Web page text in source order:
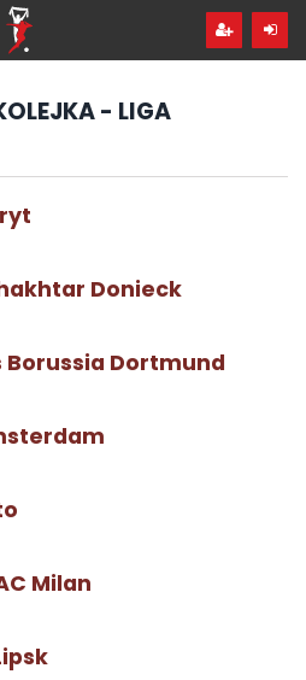
- LIGA
Donieck
Borussia Dortmund
Milan